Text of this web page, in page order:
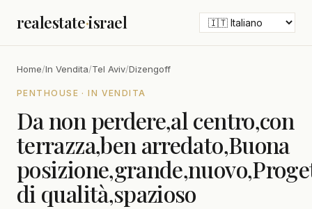
realestate·israel
Home/In Vendita/Tel Aviv/Dizengoff
PENTHOUSE · IN VENDITA
Da non perdere,al centro,con
terrazza,ben arredato,Buona
di qualità,spazioso